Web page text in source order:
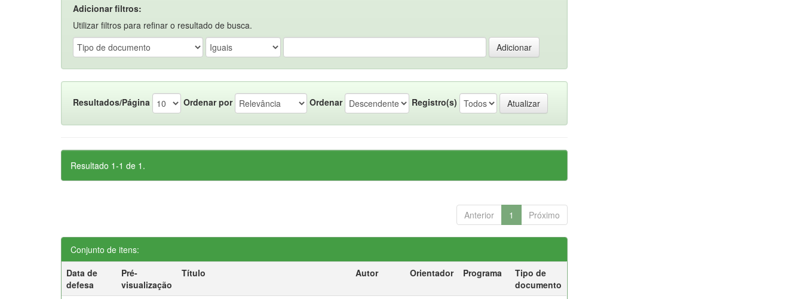
Adicionar filtros:
Utilizar filtros para refinar o resultado de busca.
Resultados/Página Ordenar por Ordenar Registro(s)
Resultado 1-1 de 1.
Anterior 1 Próximo
Conjunto de itens:
Data de
defesa
Pré-
visualização
Título Autor Orientador Programa
Tipo de
documento